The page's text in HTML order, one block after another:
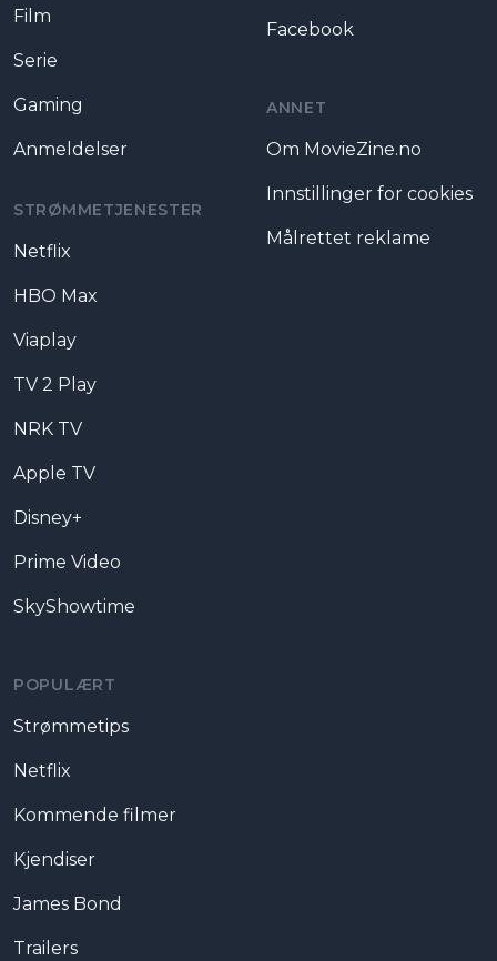
Film
Serie
Gaming
Anmeldelser
STRØMMETJENESTER
Netflix
HBO Max
Viaplay
TV 2 Play
NRK TV
Apple TV
Disney+
Prime Video
SkyShowtime
POPULÆRT
Strømmetips
Netflix
Kommende filmer
Kjendiser
James Bond
Trailers
Facebook
ANNET
Om MovieZine.no
Innstillinger for cookies
Målrettet reklame